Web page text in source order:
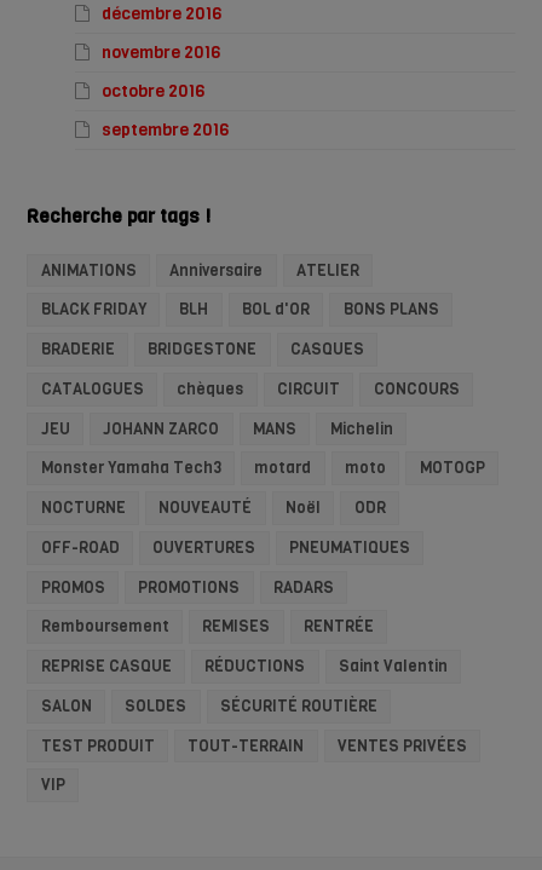
décembre 2016
novembre 2016
octobre 2016
septembre 2016
Recherche par tags !
ANIMATIONS Anniversaire
ATELIER
BLACK FRIDAY
BLH BOL d'OR
BONS PLANS
BRADERIE
BRIDGESTONE
CASQUES
CATALOGUES
chèques CIRCUIT
CONCOURS
JEU
JOHANN ZARCO MANS
Michelin
Monster Yamaha Tech3
motard moto
MOTOGP
NOCTURNE
NOUVEAUTÉ Noël
ODR
OFF-ROAD
OUVERTURES
PNEUMATIQUES
PROMOS
PROMOTIONS
RADARS
Remboursement
REMISES
RENTRÉE
REPRISE CASQUE
RÉDUCTIONS
Saint Valentin
SALON
SOLDES
SÉCURITÉ ROUTIÈRE
TEST PRODUIT
TOUT-TERRAIN
VENTES PRIVÉES
VIP